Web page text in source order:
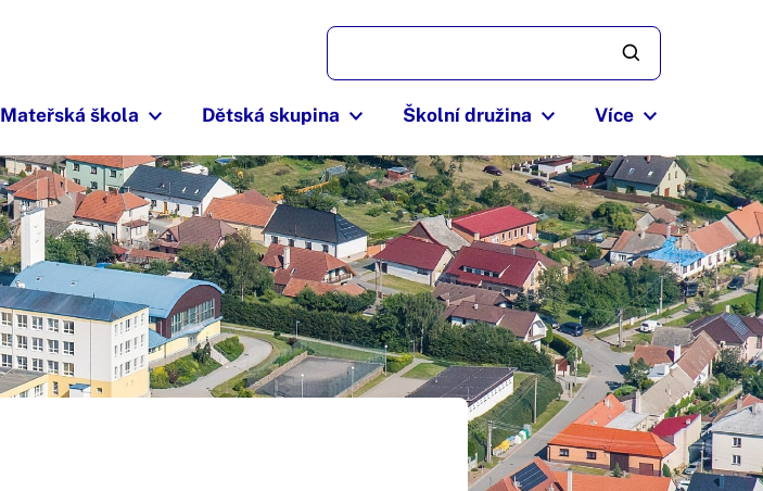
Mateřská škola Dětská skupina Školní družina Více